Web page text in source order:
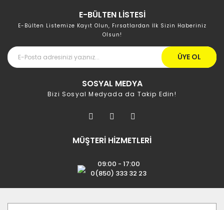
E-BÜLTEN LİSTESİ
E-Bülten Listemize Kayıt Olun, Fırsatlardan İlk Sizin Haberiniz
Olsun!
ÜYE OL
SOSYAL MEDYA
Bizi Sosyal Medyada da Takip Edin!
MÜŞTERİ HİZMETLERİ
09:00 - 17:00
0(850) 333 32 23